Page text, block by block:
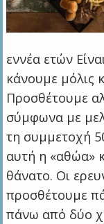
εννέα ετών
κάνουμε μόλις
Προσθέτουμε
σύμφωνα με
τη συμμετοχή
αυτή η «αθώα»
θάνατο. Οι
προσθέτουμε
πάνω από δύο